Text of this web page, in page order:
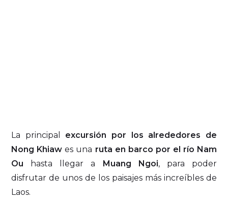
La principal excursión por los alrededores de
Nong Khiaw es una ruta en barco por el río Nam
Ou hasta llegar a Muang Ngoi, para poder
disfrutar de unos de los paisajes más increíbles de
Laos.